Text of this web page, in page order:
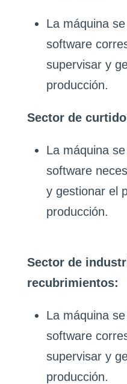
La máquina
software
supervisar y
producción.
Sector de
La máquina
software
y gestionar el
producción.
Sector de
recubrimientos:
La máquina
software
supervisar y
producción.